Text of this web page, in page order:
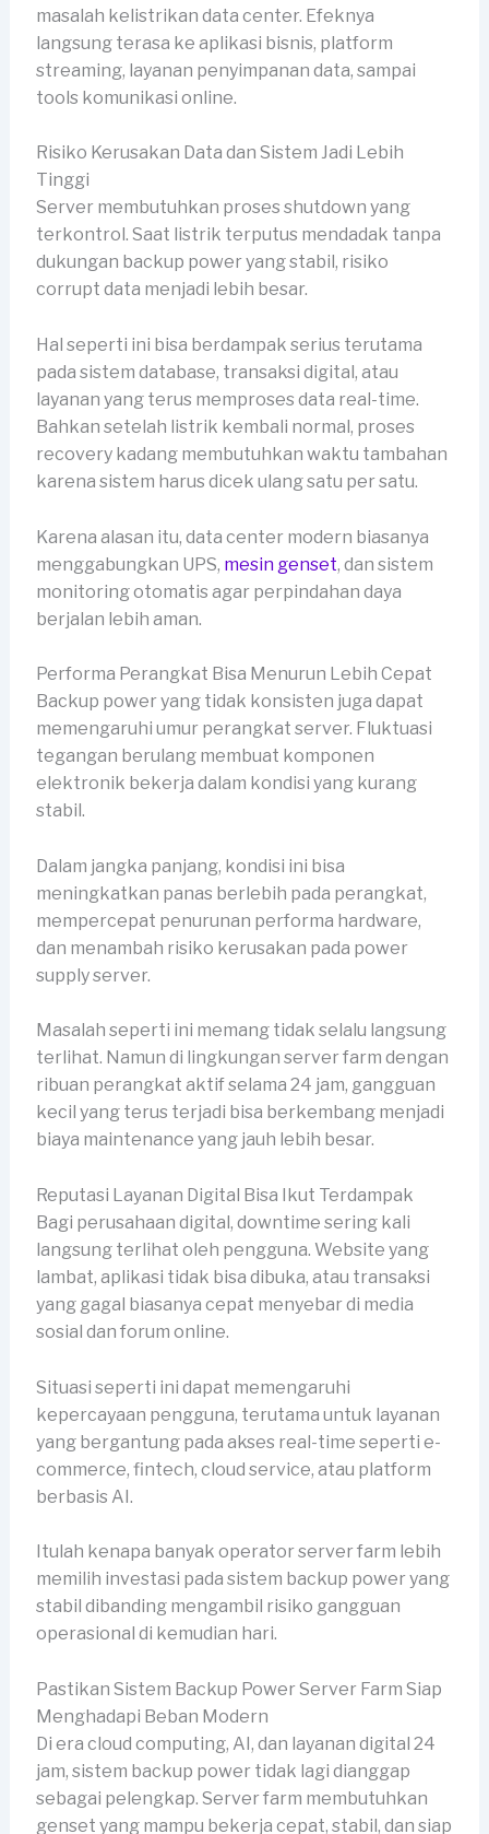
masalah kelistrikan data center. Efeknya
langsung terasa ke aplikasi bisnis, platform
streaming, layanan penyimpanan data, sampai
tools komunikasi online.
Risiko Kerusakan Data dan Sistem Jadi Lebih
Tinggi
Server membutuhkan proses shutdown yang
terkontrol. Saat listrik terputus mendadak tanpa
dukungan backup power yang stabil, risiko
corrupt data menjadi lebih besar.
Hal seperti ini bisa berdampak serius terutama
pada sistem database, transaksi digital, atau
layanan yang terus memproses data real-time.
Bahkan setelah listrik kembali normal, proses
recovery kadang membutuhkan waktu tambahan
karena sistem harus dicek ulang satu per satu.
Karena alasan itu, data center modern biasanya
menggabungkan UPS, mesin genset, dan sistem
monitoring otomatis agar perpindahan daya
berjalan lebih aman.
Performa Perangkat Bisa Menurun Lebih Cepat
Backup power yang tidak konsisten juga dapat
memengaruhi umur perangkat server. Fluktuasi
tegangan berulang membuat komponen
elektronik bekerja dalam kondisi yang kurang
stabil.
Dalam jangka panjang, kondisi ini bisa
meningkatkan panas berlebih pada perangkat,
mempercepat penurunan performa hardware,
dan menambah risiko kerusakan pada power
supply server.
Masalah seperti ini memang tidak selalu langsung
terlihat. Namun di lingkungan server farm dengan
ribuan perangkat aktif selama 24 jam, gangguan
kecil yang terus terjadi bisa berkembang menjadi
biaya maintenance yang jauh lebih besar.
Reputasi Layanan Digital Bisa Ikut Terdampak
Bagi perusahaan digital, downtime sering kali
langsung terlihat oleh pengguna. Website yang
lambat, aplikasi tidak bisa dibuka, atau transaksi
yang gagal biasanya cepat menyebar di media
sosial dan forum online.
Situasi seperti ini dapat memengaruhi
kepercayaan pengguna, terutama untuk layanan
yang bergantung pada akses real-time seperti e-
commerce, fintech, cloud service, atau platform
berbasis AI.
Itulah kenapa banyak operator server farm lebih
memilih investasi pada sistem backup power yang
stabil dibanding mengambil risiko gangguan
operasional di kemudian hari.
Pastikan Sistem Backup Power Server Farm Siap
Menghadapi Beban Modern
Di era cloud computing, AI, dan layanan digital 24
jam, sistem backup power tidak lagi dianggap
sebagai pelengkap. Server farm membutuhkan
genset yang mampu bekerja cepat, stabil, dan siap